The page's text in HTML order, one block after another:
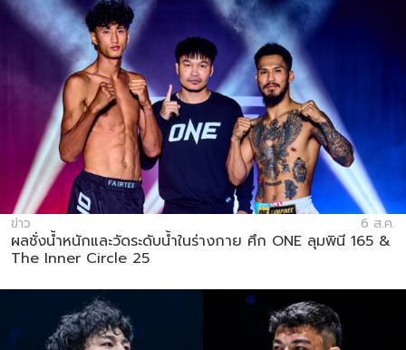
ข่าว 6 ส.ค.
ผลชั่งน้ำหนักและวัดระดับน้ำในร่างกาย ศึก ONE ลุมพินี 165 &
The Inner Circle 25
คู่แข่ง
สมัครเพื่อไม่พลาดข่าวเด็ด
เพื่อไม่พลาดข่าวสารของ ONE รีบลงทะเบียนตอนนี้
และสิทธิพิเศษในการเลือกที่นั่งที่ดีที่สุดในสนาม
อีเมล